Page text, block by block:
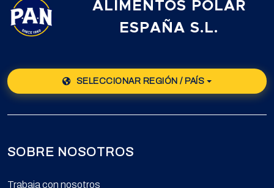
ALIMENTOS POLAR
ESPAÑA S.L.
SELECCIONAR REGIÓN / PAÍS
SOBRE NOSOTROS
Trabaja con nosotros